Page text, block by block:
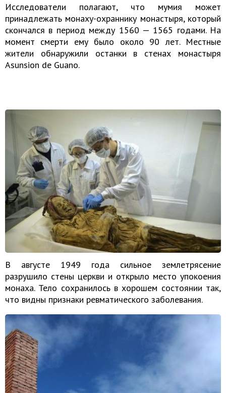
Исследователи полагают, что мумия может
принадлежать монаху-охраннику монастыря, который
скончался в период между 1560 — 1565 годами. На
момент смерти ему было около 90 лет. Местные
жители обнаружили останки в стенах монастыря
Asunsion de Guano.
В августе 1949 года сильное землетрясение
разрушило стены церкви и открыло место упокоения
монаха. Тело сохранилось в хорошем состоянии так,
что видны признаки ревматического заболевания.